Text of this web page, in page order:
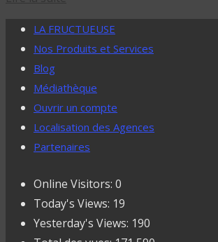
LA FRUCTUEUSE
Nos Produits et Services
Blog
Médiathèque
Ouvrir un compte
Localisation des Agences
Partenaires
Online Visitors: 0
Today's Views: 19
Yesterday's Views: 190